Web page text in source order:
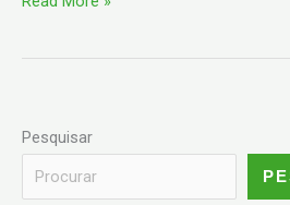
Pesquisar